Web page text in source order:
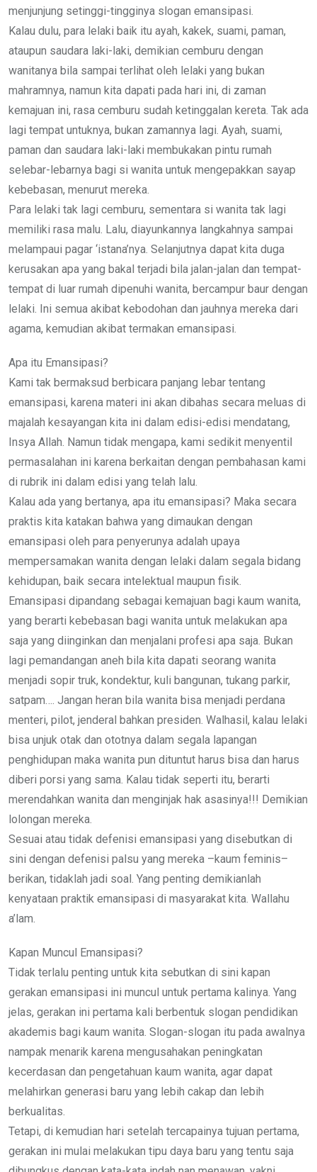
menjunjung setinggi-tingginya slogan emansipasi.
Kalau dulu, para lelaki baik itu ayah, kakek, suami, paman,
ataupun saudara laki-laki, demikian cemburu dengan
wanitanya bila sampai terlihat oleh lelaki yang bukan
mahramnya, namun kita dapati pada hari ini, di zaman
kemajuan ini, rasa cemburu sudah ketinggalan kereta. Tak ada
lagi tempat untuknya, bukan zamannya lagi. Ayah, suami,
paman dan saudara laki-laki membukakan pintu rumah
selebar-lebarnya bagi si wanita untuk mengepakkan sayap
kebebasan, menurut mereka.
Para lelaki tak lagi cemburu, sementara si wanita tak lagi
memiliki rasa malu. Lalu, diayunkannya langkahnya sampai
melampaui pagar ‘istana’nya. Selanjutnya dapat kita duga
kerusakan apa yang bakal terjadi bila jalan-jalan dan tempat-
tempat di luar rumah dipenuhi wanita, bercampur baur dengan
lelaki. Ini semua akibat kebodohan dan jauhnya mereka dari
agama, kemudian akibat termakan emansipasi.
Apa itu Emansipasi?
Kami tak bermaksud berbicara panjang lebar tentang
emansipasi, karena materi ini akan dibahas secara meluas di
majalah kesayangan kita ini dalam edisi-edisi mendatang,
Insya Allah. Namun tidak mengapa, kami sedikit menyentil
permasalahan ini karena berkaitan dengan pembahasan kami
di rubrik ini dalam edisi yang telah lalu.
Kalau ada yang bertanya, apa itu emansipasi? Maka secara
praktis kita katakan bahwa yang dimaukan dengan
emansipasi oleh para penyerunya adalah upaya
mempersamakan wanita dengan lelaki dalam segala bidang
kehidupan, baik secara intelektual maupun fisik.
Emansipasi dipandang sebagai kemajuan bagi kaum wanita,
yang berarti kebebasan bagi wanita untuk melakukan apa
saja yang diinginkan dan menjalani profesi apa saja. Bukan
lagi pemandangan aneh bila kita dapati seorang wanita
menjadi sopir truk, kondektur, kuli bangunan, tukang parkir,
satpam…. Jangan heran bila wanita bisa menjadi perdana
menteri, pilot, jenderal bahkan presiden. Walhasil, kalau lelaki
bisa unjuk otak dan ototnya dalam segala lapangan
penghidupan maka wanita pun dituntut harus bisa dan harus
diberi porsi yang sama. Kalau tidak seperti itu, berarti
merendahkan wanita dan menginjak hak asasinya!!! Demikian
lolongan mereka.
Sesuai atau tidak defenisi emansipasi yang disebutkan di
sini dengan defenisi palsu yang mereka –kaum feminis–
berikan, tidaklah jadi soal. Yang penting demikianlah
kenyataan praktik emansipasi di masyarakat kita. Wallahu
a’lam.
Kapan Muncul Emansipasi?
Tidak terlalu penting untuk kita sebutkan di sini kapan
gerakan emansipasi ini muncul untuk pertama kalinya. Yang
jelas, gerakan ini pertama kali berbentuk slogan pendidikan
akademis bagi kaum wanita. Slogan-slogan itu pada awalnya
nampak menarik karena mengusahakan peningkatan
kecerdasan dan pengetahuan kaum wanita, agar dapat
melahirkan generasi baru yang lebih cakap dan lebih
berkualitas.
Tetapi, di kemudian hari setelah tercapainya tujuan pertama,
gerakan ini mulai melakukan tipu daya baru yang tentu saja